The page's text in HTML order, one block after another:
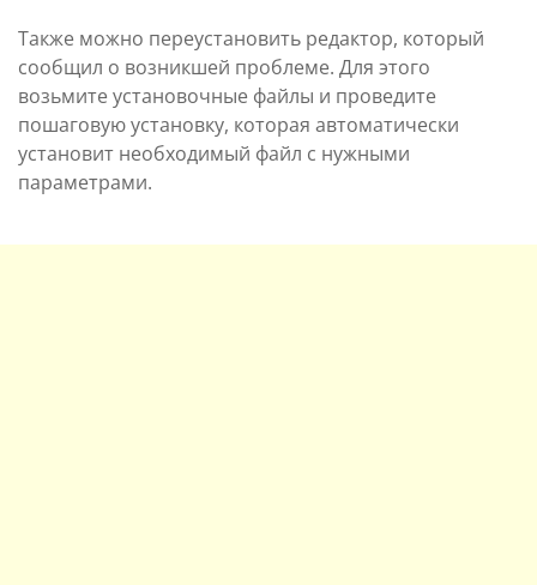
Также можно переустановить редактор, который
сообщил о возникшей проблеме. Для этого
возьмите установочные файлы и проведите
пошаговую установку, которая автоматически
установит необходимый файл с нужными
параметрами.